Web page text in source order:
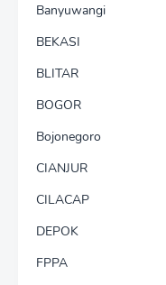
Banyuwangi
BEKASI
BLITAR
BOGOR
Bojonegoro
CIANJUR
CILACAP
DEPOK
FPPA